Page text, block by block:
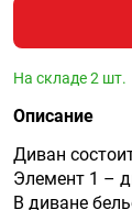
На складе 2 шт.
Описание
Диван
Элемент 1 –
В диване